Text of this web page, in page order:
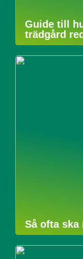
Guide till
trädgård
Så ofta ska